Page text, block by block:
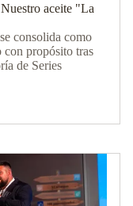
aceite "La
consolida como
con propósito tras
de Series